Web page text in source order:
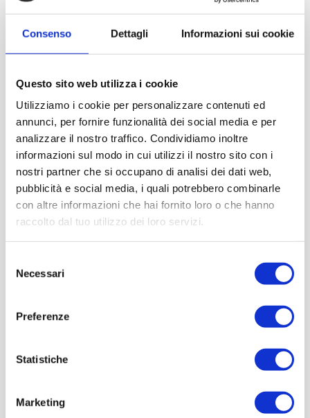
Consenso Dettagli Informazioni sui cookie
Questo sito web utilizza i cookie
Utilizziamo i cookie per personalizzare contenuti ed
annunci, per fornire funzionalità dei social media e per
analizzare il nostro traffico. Condividiamo inoltre
informazioni sul modo in cui utilizzi il nostro sito con i
nostri partner che si occupano di analisi dei dati web,
pubblicità e social media, i quali potrebbero combinarle
con altre informazioni che hai fornito loro o che hanno
raccolto dal tuo utilizzo dei loro servizi.
delNecessari
Preferenze
Statistiche
Marketing